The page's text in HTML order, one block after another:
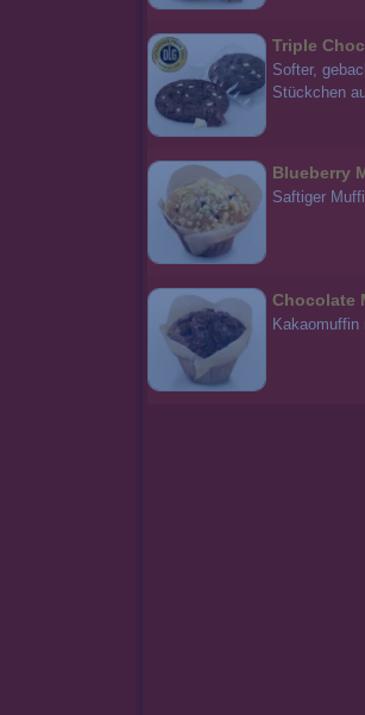
Triple
Softer,
Stückchen
Blueberry
Saftiger
Chocolate